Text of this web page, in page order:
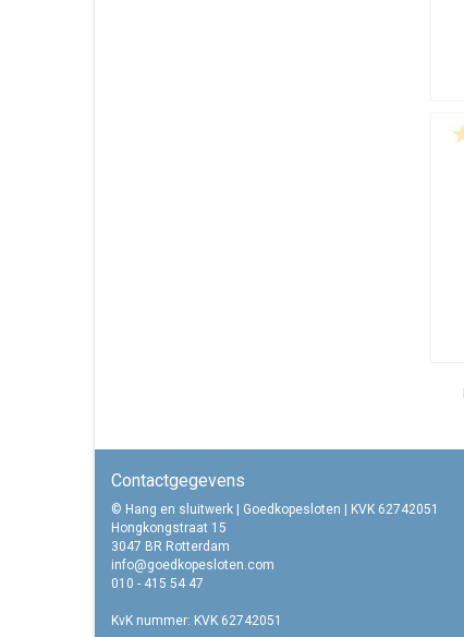
Contactgegevens
© Hang en sluitwerk | Goedkopesloten | KVK 62742051
Hongkongstraat 15
3047 BR Rotterdam
info@goedkopesloten.com
010 - 415 54 47
KvK nummer: KVK 62742051